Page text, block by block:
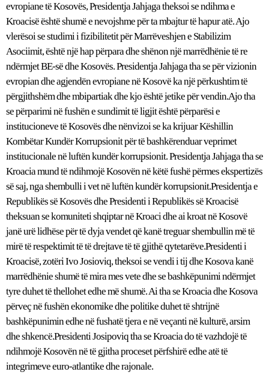
evropiane të Kosovës, Presidentja Jahjaga theksoi se ndihma e
Kroacisë është shumë e nevojshme për ta mbajtur të hapur atë. Ajo
vlerësoi se studimi i fizibilitetit për Marrëveshjen e Stabilizim
Asociimit, është një hap përpara dhe shënon një marrëdhënie të re
ndërmjet BE-së dhe Kosovës. Presidentja Jahjaga tha se për vizionin
evropian dhe agjendën evropiane në Kosovë ka një përkushtim të
përgjithshëm dhe mbipartiak dhe kjo është jetike për vendin.Ajo tha
se përparimi në fushën e sundimit të ligjit është përparësi e
institucioneve të Kosovës dhe nënvizoi se ka krijuar Këshillin
Kombëtar Kundër Korrupsionit për të bashkërenduar veprimet
institucionale në luftën kundër korrupsionit. Presidentja Jahjaga tha se
Kroacia mund të ndihmojë Kosovën në këtë fushë përmes ekspertizës
së saj, nga shembulli i vet në luftën kundër korrupsionit.Presidentja e
Republikës së Kosovës dhe Presidenti i Republikës së Kroacisë
theksuan se komuniteti shqiptar në Kroaci dhe ai kroat në Kosovë
janë urë lidhëse për të dyja vendet që kanë treguar shembullin më të
mirë të respektimit të të drejtave të të gjithë qytetarëve.Presidenti i
Kroacisë, zotëri Ivo Josioviq, theksoi se vendi i tij dhe Kosova kanë
marrëdhënie shumë të mira mes vete dhe se bashkëpunimi ndërmjet
tyre duhet të thellohet edhe më shumë. Ai tha se Kroacia dhe Kosova
përveç në fushën ekonomike dhe politike duhet të shtrijnë
bashkëpunimin edhe në fushatë tjera e në veçanti në kulturë, arsim
dhe shkencë.Presidenti Josipoviq tha se Kroacia do të vazhdojë të
ndihmojë Kosovën në të gjitha proceset përfshirë edhe atë të
integrimeve euro-atlantike dhe rajonale.